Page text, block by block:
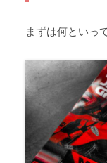
まずは何といっ